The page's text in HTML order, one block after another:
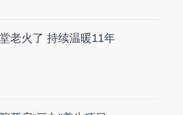
老火了 持续温暖11年